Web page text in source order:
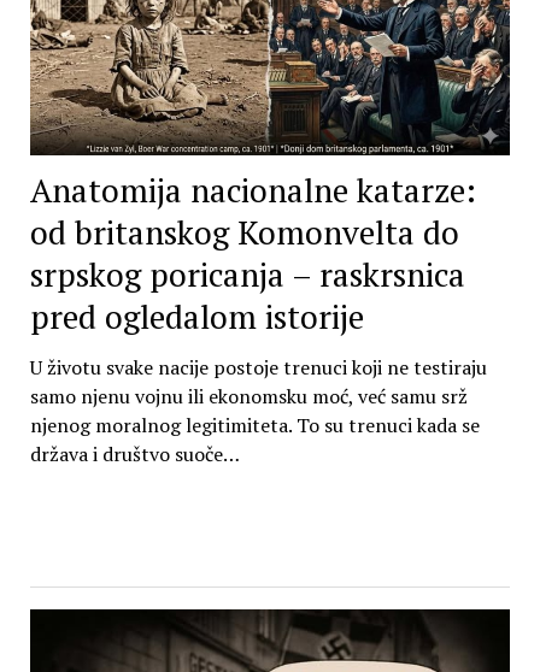
Anatomija nacionalne katarze:
od britanskog Komonvelta do
srpskog poricanja – raskrsnica
pred ogledalom istorije
U životu svake nacije postoje trenuci koji ne testiraju
samo njenu vojnu ili ekonomsku moć, već samu srž
njenog moralnog legitimiteta. To su trenuci kada se
država i društvo suoče…